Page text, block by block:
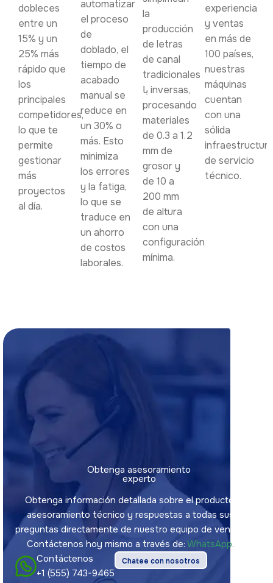
dobleces
entre un
15% y un
25% más
rápido que
los
principales
competidores,
lo que te
permite
gestionar
más
proyectos
al día.
automatizar
el proceso
de
doblado, el
tiempo de
acabado
manual se
reduce en
un 30% o
más. Esto
minimiza
los errores
y la fatiga,
lo que se
traduce en
un ahorro
de costos
laborales.
la
producción
de letras
de canal
tradicionales
یا inversas,
procesando
materiales
de 0.3 a 1.2
mm de
grosor y
de 10 a
200 mm
de altura
con una
configuración
mínima.
experiencia
y ventas
en más de
100 países,
nuestras
máquinas
cuentan
con una
sólida
infraestructura
de servicio
técnico.
Obtenga asesoramiento
experto
Obtenga información detallada sobre el producto,
asesoramiento técnico y respuestas a todas sus
preguntas directamente de nuestro equipo de ventas.
Contáctenos hoy mismo a través de:WhatsApp.
Contáctenos
+1 (555) 743-9465
Chatee con nosotros